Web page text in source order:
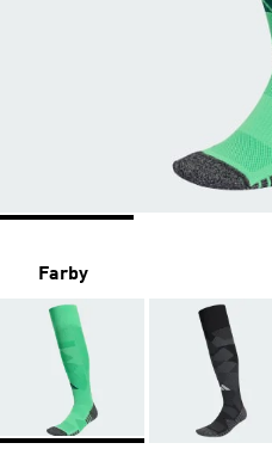
Farby